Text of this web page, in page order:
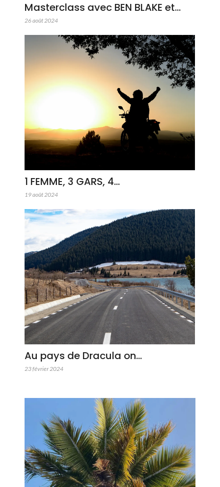
Masterclass avec BEN BLAKE et…
26 août 2024
1 FEMME, 3 GARS, 4…
19 août 2024
Au pays de Dracula on…
23 février 2024